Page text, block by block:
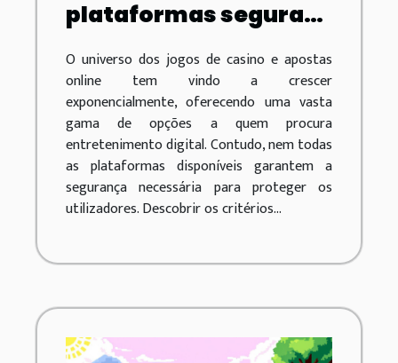
plataformas seguras
apostas online
O universo dos jogos de casino e apostas
online tem vindo a crescer
exponencialmente, oferecendo uma vasta
gama de opções a quem procura
entretenimento digital. Contudo, nem todas
as plataformas disponíveis garantem a
segurança necessária para proteger os
utilizadores. Descobrir os critérios...